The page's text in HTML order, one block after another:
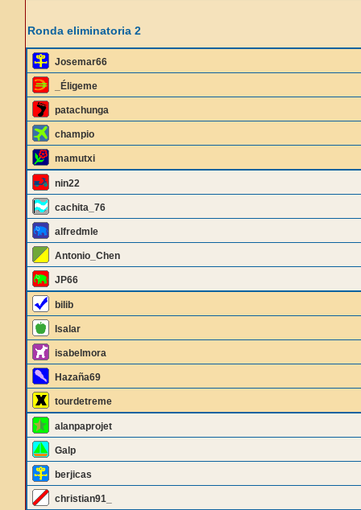
Ronda eliminatoria 2
Josemar66
_Éligeme
patachunga
champio
mamutxi
nin22
cachita_76
alfredmle
Antonio_Chen
JP66
bilib
Isalar
isabelmora
Hazaña69
tourdetreme
alanpaprojet
Galp
berjicas
christian91_